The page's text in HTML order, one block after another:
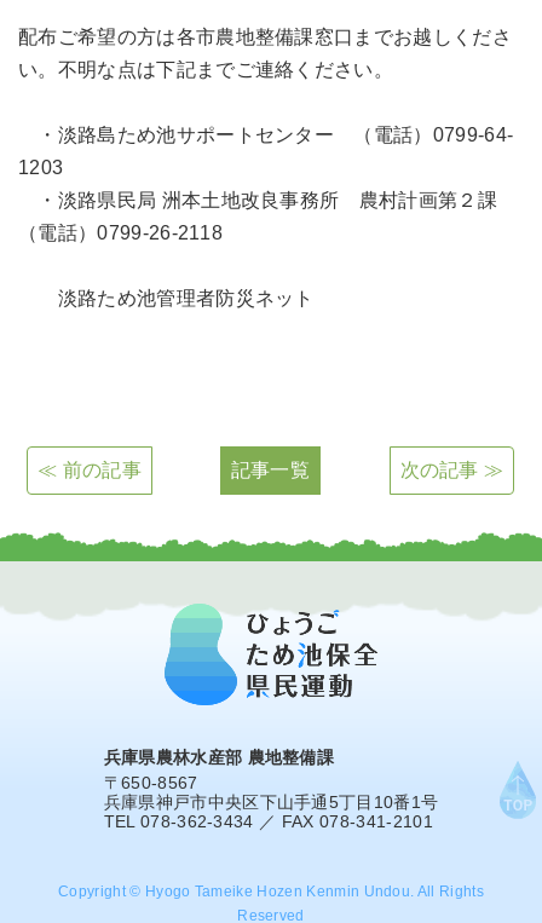
配布ご希望の方は各市農地整備課窓口までお越しくださ
い。不明な点は下記までご連絡ください。
・淡路島ため池サポートセンター （電話）0799-64-
1203
・淡路県民局 洲本土地改良事務所 農村計画第２課
（電話）0799-26-2118
淡路ため池管理者防災ネット
≪ 前の記事 記事一覧 次の記事 ≫
兵庫県農林水産部 農地整備課
〒650-8567
兵庫県神戸市中央区下山手通5丁目10番1号
TEL 078-362-3434 ／ FAX 078-341-2101
Copyright © Hyogo Tameike Hozen Kenmin Undou. All Rights
Reserved